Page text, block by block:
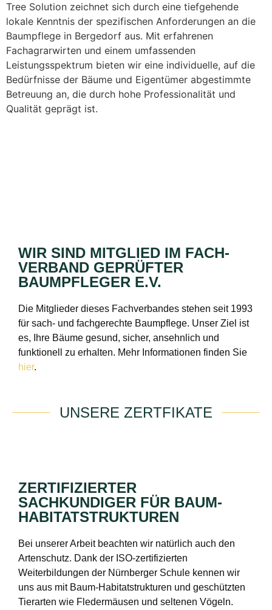
Tree Solution zeichnet sich durch eine tiefgehende
lokale Kenntnis der spezifischen Anforderungen an die
Baumpflege in Bergedorf aus. Mit erfahrenen
Fachagrarwirten und einem umfassenden
Leistungsspektrum bieten wir eine individuelle, auf die
Bedürfnisse der Bäume und Eigentümer abgestimmte
Betreuung an, die durch hohe Professionalität und
Qualität geprägt ist.
WIR SIND MITGLIED IM FACH­
VERBAND GEPRÜFTER
BAUMPFLEGER E.V.
Die Mitglieder dieses Fachverbandes stehen seit 1993
für sach- und fachgerechte Baumpflege. Unser Ziel ist
es, Ihre Bäume gesund, sicher, ansehnlich und
funktionell zu erhalten. Mehr Informationen finden Sie
hier.
UNSERE ZERTFIKATE
ZERTIFIZIERTER
SACHKUNDIGER FÜR BAUM-
HABITATSTRUKTUREN
Bei unserer Arbeit beachten wir natürlich auch den
Artenschutz. Dank der ISO-zertifizierten
Weiterbildungen der Nürnberger Schule kennen wir
uns aus mit Baum-Habitatstrukturen und geschützten
Tierarten wie Fledermäusen und seltenen Vögeln.